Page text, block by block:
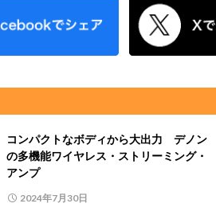
コンパクトなボディから大出力 デノン
の多機能ワイヤレス・ストリーミング・
アンプ
2024年7月30日